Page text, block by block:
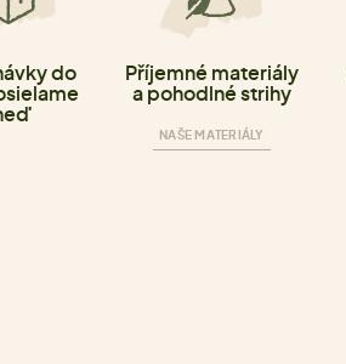
do
Příjemné materiály
a pohodlné strihy
NAŠE MATERIÁLY